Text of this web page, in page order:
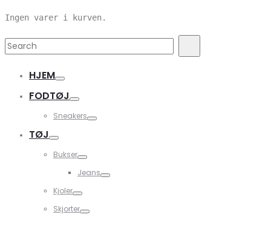
Ingen varer i kurven.
Search
HJEM
FODTØJ
Sneakers
TØJ
Bukser
Jeans
Kjoler
Skjorter